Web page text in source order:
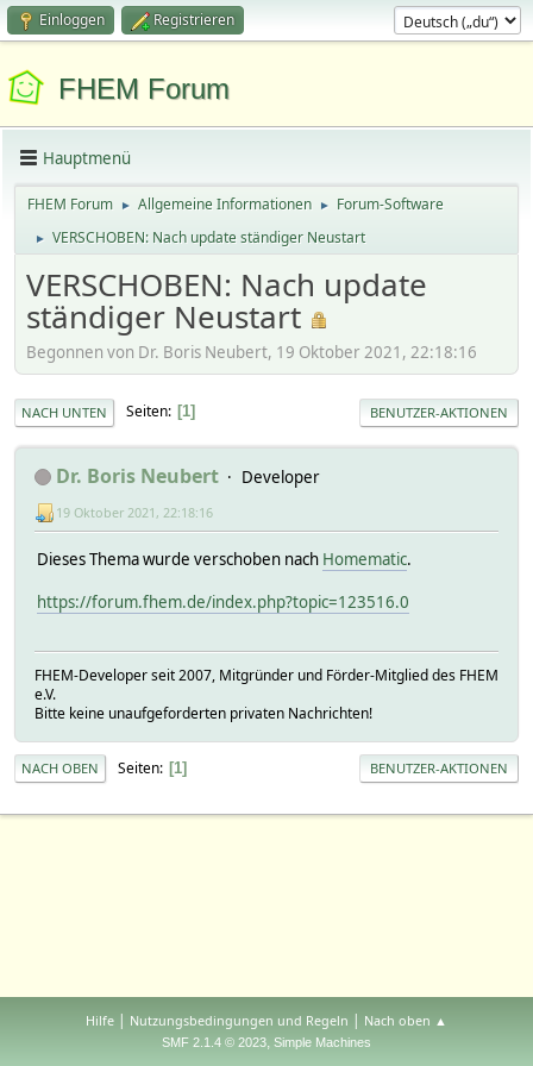
Einloggen Registrieren
FHEM Forum
Hauptmenü
FHEM Forum ► Allgemeine Informationen ► Forum-Software
► VERSCHOBEN: Nach update ständiger Neustart
VERSCHOBEN: Nach update
ständiger Neustart
Begonnen von Dr. Boris Neubert, 19 Oktober 2021, 22:18:16
NACH UNTEN Seiten 1 BENUTZER-AKTIONEN
Dr. Boris Neubert Developer
19 Oktober 2021, 22:18:16
Dieses Thema wurde verschoben nach Homematic.
https://forum.fhem.de/index.php?topic=123516.0
FHEM-Developer seit 2007, Mitgründer und Förder-Mitglied des FHEM
e.V.
Bitte keine unaufgeforderten privaten Nachrichten!
NACH OBEN Seiten 1 BENUTZER-AKTIONEN
Hilfe | Nutzungsbedingungen und Regeln | Nach oben ▲
SMF 2.1.4 © 2023, Simple Machines